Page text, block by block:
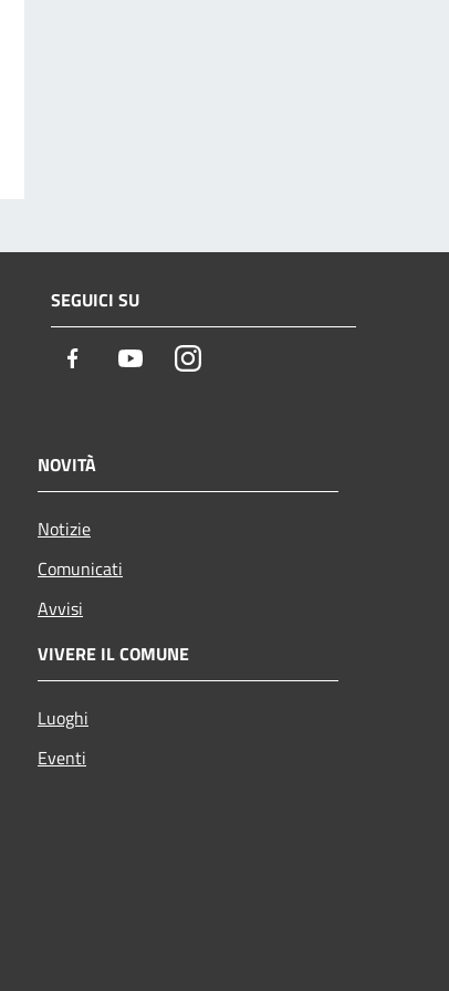
SEGUICI SU
Facebook YoutubeInstagram
NOVITÀ
Notizie
Comunicati
Avvisi
VIVERE IL COMUNE
Luoghi
Eventi